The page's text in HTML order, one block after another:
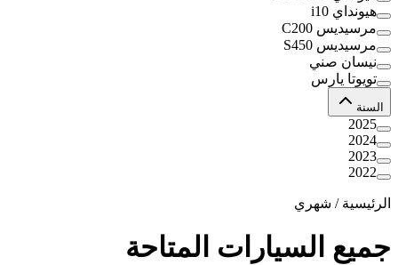
هيونداي i10
مرسيديس C200
مرسيديس S450
نيسان صني
تويوتا يارس
السنة
2025
2024
2023
2022
الرئيسية / شهري
جميع السيارات المتاحة